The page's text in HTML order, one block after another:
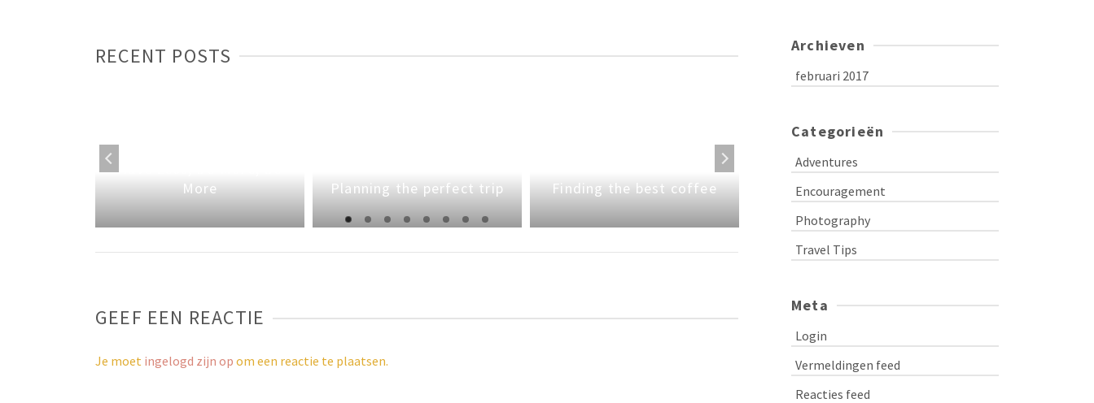
RECENT POSTS
Have Less, Do More, Be
More
Planning the perfect trip Finding the best coffee Alone and happy about it
GEEF EEN REACTIE
Je moet ingelogd zijn op om een reactie te plaatsen.
Archieven
februari 2017
Categorieën
Adventures
Encouragement
Photography
Travel Tips
Meta
Login
Vermeldingen feed
Reacties feed